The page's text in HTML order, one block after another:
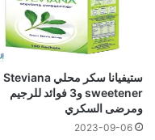
ستيفيانا سكر محلي Steviana
sweetener و3 فوائد للرجيم
ومرضى السكري
2023-09-06